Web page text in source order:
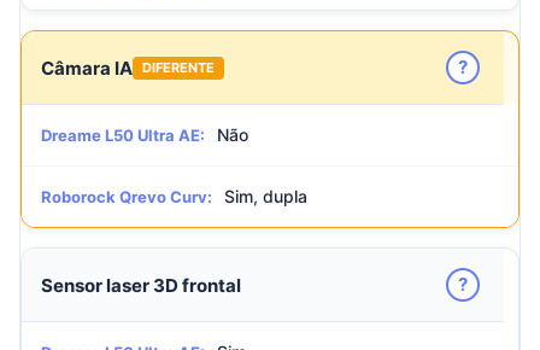
Câmara IA DIFERENTE ?
Dreame L50 Ultra AE: Não
Roborock Qrevo Curv: Sim, dupla
Sensor laser 3D frontal ?